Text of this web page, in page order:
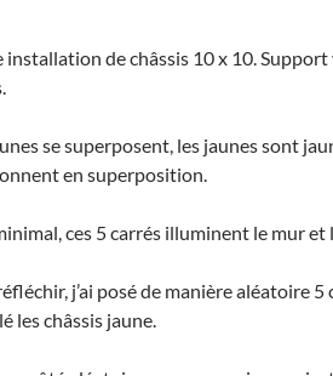
installation de châssis 10 x 10.
se superposent, les jaunes sont
en superposition.
ces 5 carrés illuminent le mur et
j’ai posé de manière aléatoire 5
les châssis jaune.